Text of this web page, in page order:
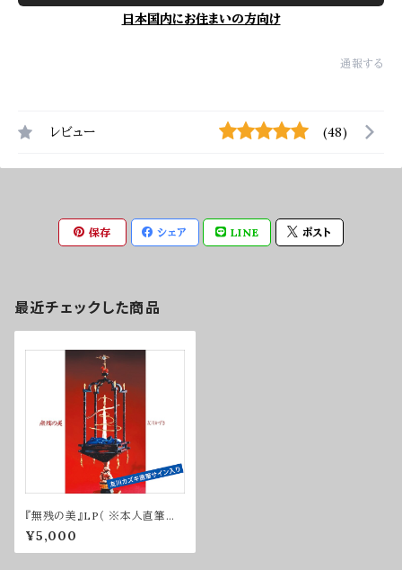
日本国内にお住まいの方向け
通報する
レビュー (48)
保存 シェア LINE ポスト
最近チェックした商品
『無残の美』LP（ ※本人直筆サ
イン入り）
¥5,000